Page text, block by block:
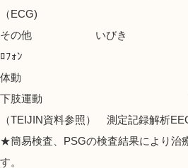
（ECG)
その他 い
ﾛﾌｫﾝ
体動 体位ｾ
下肢運動 下肢に装着
（TEIJIN資料参照） 測定記録解析
★簡易検査、PSGの検査結果により治
す。